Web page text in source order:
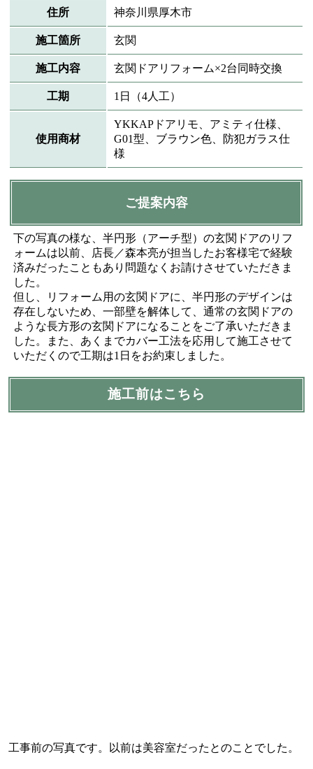
住所 神奈川県厚木市
施工箇所 玄関
施工内容 玄関ドアリフォーム×2台同時交換
工期 1日（4人工）
使用商材
YKKAPドアリモ、アミティ仕様、
G01型、ブラウン色、防犯ガラス仕
様
ご提案内容
下の写真の様な、半円形（アーチ型）の玄関ドアのリフ
ォームは以前、店長／森本亮が担当したお客様宅で経験
済みだったこともあり問題なくお請けさせていただきま
した。
但し、リフォーム用の玄関ドアに、半円形のデザインは
存在しないため、一部壁を解体して、通常の玄関ドアの
ような長方形の玄関ドアになることをご了承いただきま
した。また、あくまでカバー工法を応用して施工させて
いただくので工期は1日をお約束しました。
施工前はこちら
工事前の写真です。以前は美容室だったとのことでした。